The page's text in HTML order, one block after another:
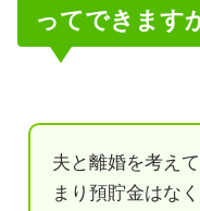
ってできます
夫と離婚を考え
まり預貯金はな